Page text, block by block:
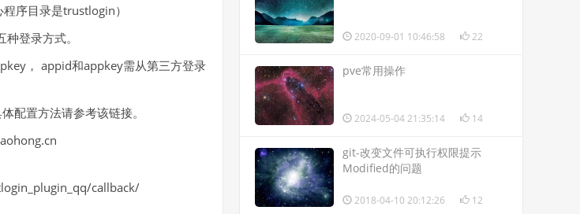
序目录是trustlogin）
登录方式。
， appid和appkey需从第三方登录
配置方法请参考该链接。
callback/
2020-09-01 10:46:58 22
pve常用操作
2024-05-04 21:35:14 14
git-改变文件可执行权限提示
Modified的问题
2018-04-10 20:12:26 12